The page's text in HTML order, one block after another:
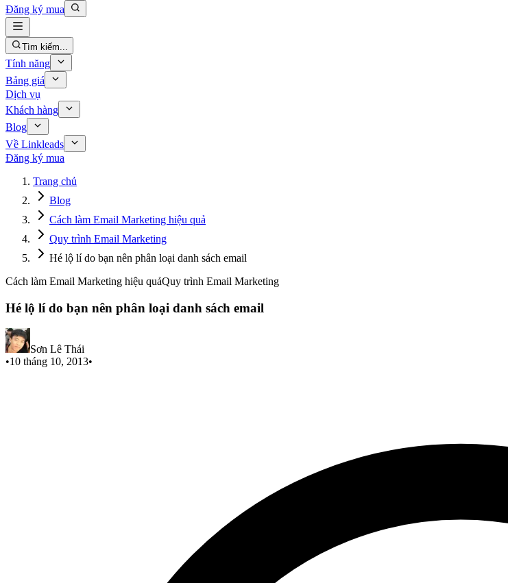
Đăng ký mua
Tìm kiếm...
Tính năng
Bảng giá
Dịch vụ
Khách hàng
Blog
Về Linkleads
Đăng ký mua
Trang chủ
Blog
Cách làm Email Marketing hiệu quả
Quy trình Email Marketing
Hé lộ lí do bạn nên phân loại danh sách email
Cách làm Email Marketing hiệu quảQuy trình Email Marketing
Hé lộ lí do bạn nên phân loại danh sách email
Sơn Lê Thái
•10 tháng 10, 2013•